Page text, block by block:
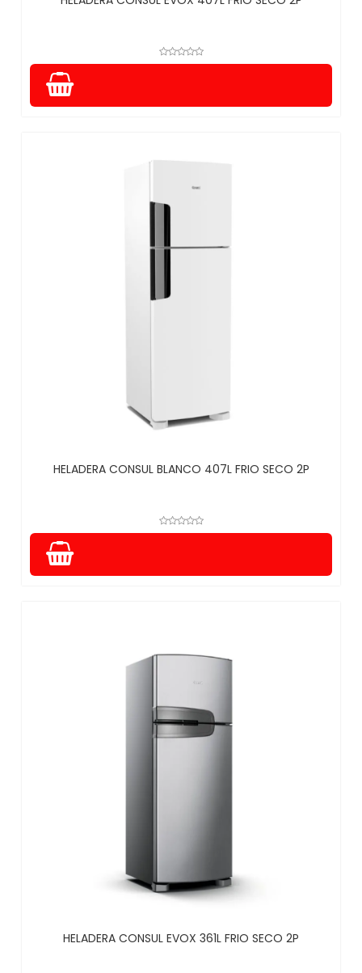
HELADERA CONSUL BLANCO 407L FRIO SECO 2P
HELADERA CONSUL EVOX 361L FRIO SECO 2P